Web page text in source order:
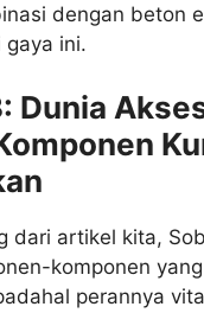
dengan beton
gaya ini.
Dunia
dari artikel kita,
komponen
perannya